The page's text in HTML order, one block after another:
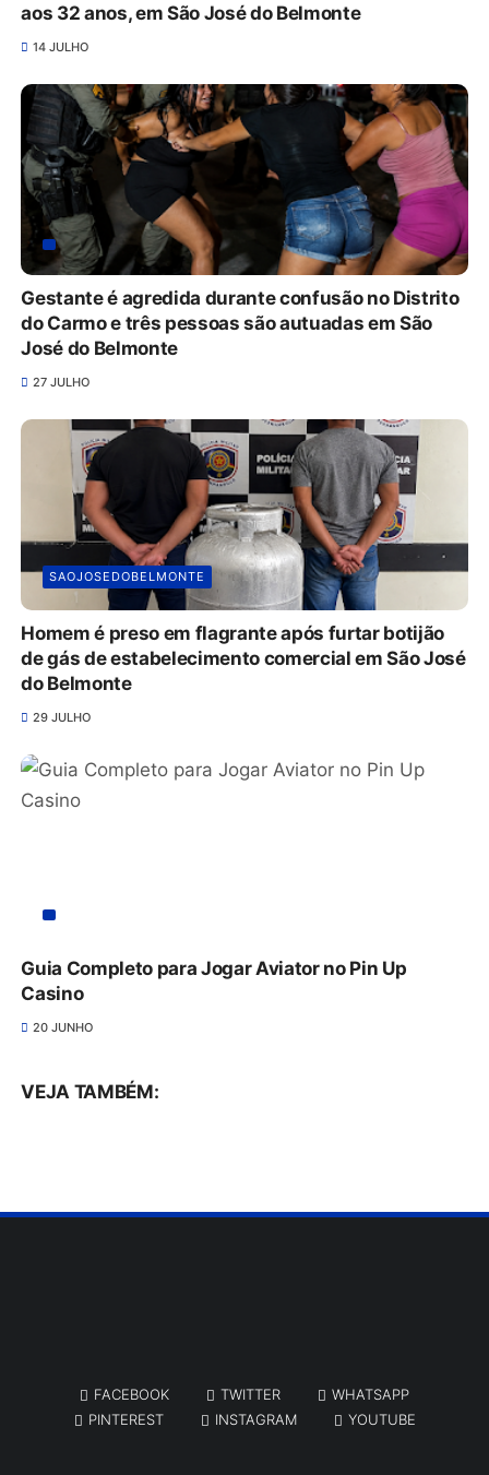
aos 32 anos, em São José do Belmonte
14 JULHO
Gestante é agredida durante confusão no Distrito
do Carmo e três pessoas são autuadas em São
José do Belmonte
27 JULHO
SAOJOSEDOBELMONTE
Homem é preso em flagrante após furtar botijão
de gás de estabelecimento comercial em São José
do Belmonte
29 JULHO
Guia Completo para Jogar Aviator no Pin Up
Casino
20 JUNHO
VEJA TAMBÉM:
FACEBOOK TWITTER
WHATSAPP
PINTEREST
INSTAGRAM YOUTUBE